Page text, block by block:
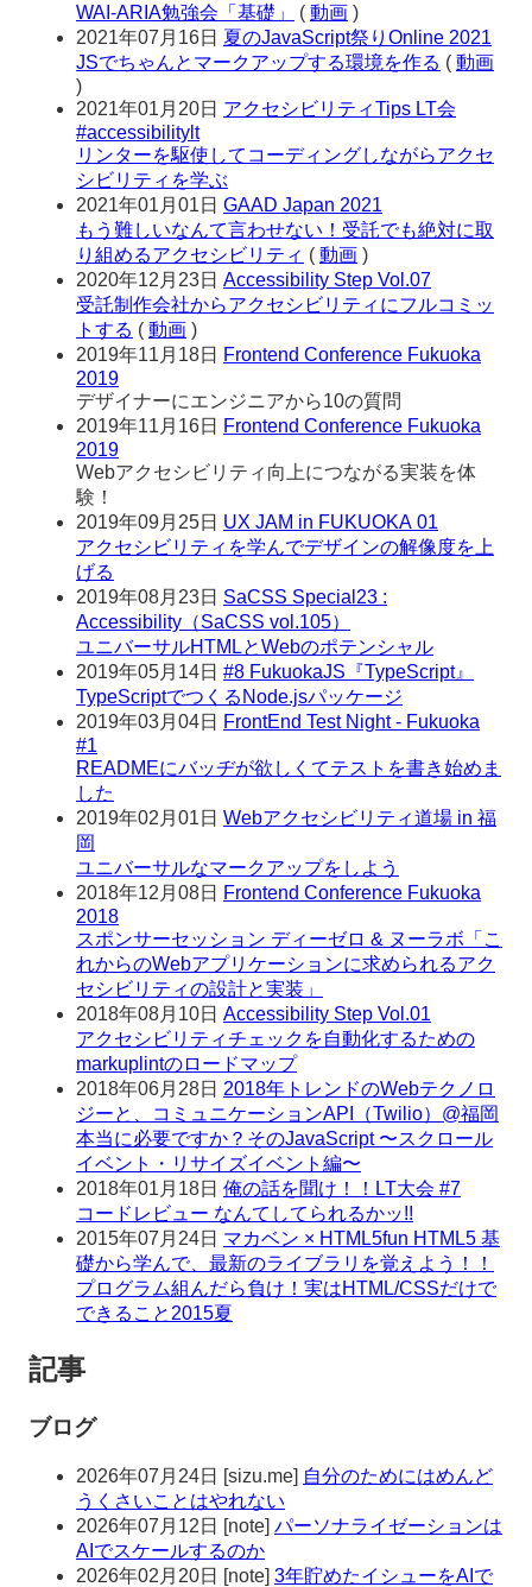
WAI-ARIA勉強会「基礎」
( 動画 )
2021年07月16日 夏のJavaScript祭りOnline 2021
JSでちゃんとマークアップする環境を作る ( 動画
)
2021年01月20日 アクセシビリティTips LT会
#accessibilitylt
リンターを駆使してコーディングしながらアクセ
シビリティを学ぶ
2021年01月01日 GAAD Japan 2021
もう難しいなんて言わせない！受託でも絶対に取
り組めるアクセシビリティ ( 動画 )
2020年12月23日 Accessibility Step Vol.07
受託制作会社からアクセシビリティにフルコミッ
トする ( 動画 )
2019年11月18日 Frontend Conference Fukuoka
2019
デザイナーにエンジニアから10の質問
2019年11月16日 Frontend Conference Fukuoka
2019
Webアクセシビリティ向上につながる実装を体
験！
2019年09月25日 UX JAM in FUKUOKA 01
アクセシビリティを学んでデザインの解像度を上
げる
2019年08月23日 SaCSS Special23 :
Accessibility（SaCSS vol.105）
ユニバーサルHTMLとWebのポテンシャル
2019年05月14日 #8 FukuokaJS『TypeScript』
TypeScriptでつくるNode.jsパッケージ
2019年03月04日 FrontEnd Test Night - Fukuoka
#1
READMEにバッヂが欲しくてテストを書き始めま
した
2019年02月01日 Webアクセシビリティ道場 in 福
岡
ユニバーサルなマークアップをしよう
2018年12月08日 Frontend Conference Fukuoka
2018
スポンサーセッション ディーゼロ & ヌーラボ「こ
れからのWebアプリケーションに求められるアク
セシビリティの設計と実装」
2018年08月10日 Accessibility Step Vol.01
アクセシビリティチェックを自動化するための
markuplintのロードマップ
2018年06月28日 2018年トレンドのWebテクノロ
ジーと、コミュニケーションAPI（Twilio）@福岡
本当に必要ですか？そのJavaScript 〜スクロール
イベント・リサイズイベント編〜
2018年01月18日 俺の話を聞け！！LT大会 #7
コードレビュー なんてしてられるかッ!!
2015年07月24日 マカベン × HTML5fun HTML5 基
礎から学んで、最新のライブラリを覚えよう！！
プログラム組んだら負け！実はHTML/CSSだけで
できること2015夏
記事
ブログ
2026年07月24日 [sizu.me] 自分のためにはめんど
うくさいことはやれない
2026年07月12日 [note] パーソナライゼーションは
AIでスケールするのか
2026年02月20日 [note] 3年貯めたイシューをAIで